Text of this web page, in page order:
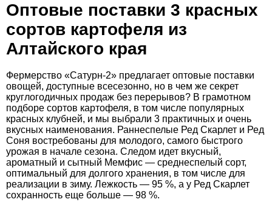
Оптовые поставки 3 красных
сортов картофеля из
Алтайского края
Фермерство «Сатурн-2» предлагает оптовые поставки
овощей, доступные всесезонно, но в чем же секрет
круглогодичных продаж без перерывов? В грамотном
подборе сортов картофеля, в том числе популярных
красных клубней, и мы выбрали 3 практичных и очень
вкусных наименования. Раннеспелые Ред Скарлет и Ред
Соня востребованы для молодого, самого быстрого
урожая в начале сезона. Следом идет вкусный,
ароматный и сытный Мемфис — среднеспелый сорт,
оптимальный для долгого хранения, в том числе для
реализации в зиму. Лежкость — 95 %, а у Ред Скарлет
сохранность еще больше — 98 %.